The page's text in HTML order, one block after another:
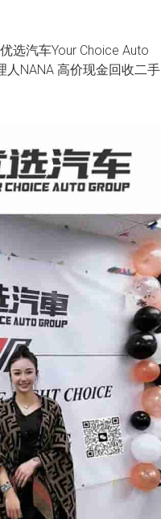
选汽车Your Choice Auto
人NANA 高价现金回收二手